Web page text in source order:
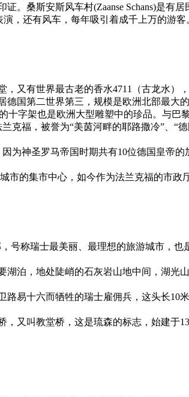
。桑斯安斯风车村(Zaanse Schans)是有
，还有风车，每年吸引着成千上万的游
又有世界最古老的香水4711（古龙水）
国第二世界第三，规模是欧洲北部最大
字架也是欧洲大型雕塑中的珍品。与巴
克福，被誉为“美茵河畔的耶路撒冷”、“
为神圣罗马帝国时期共有10位德国皇帝
市的集市中心，如今作为法兰克福的市政厅
号称瑞士最美丽、最理想的旅游城市，
泊，地处陡峭的石灰岩山地中间，湖光
易十六而牺牲的瑞士雇佣兵，这头长
又叫教堂桥，这是琉森的标志，始建于